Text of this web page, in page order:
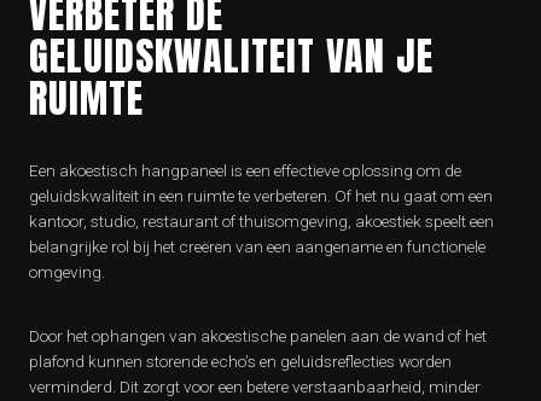
VERBETER DE
GELUIDSKWALITEIT VAN JE
RUIMTE
Een akoestisch hangpaneel is een effectieve oplossing om de
geluidskwaliteit in een ruimte te verbeteren. Of het nu gaat om een
kantoor, studio, restaurant of thuisomgeving, akoestiek speelt een
belangrijke rol bij het creëren van een aangename en functionele
omgeving.
Door het ophangen van akoestische panelen aan de wand of het
plafond kunnen storende echo’s en geluidsreflecties worden
verminderd. Dit zorgt voor een betere verstaanbaarheid, minder